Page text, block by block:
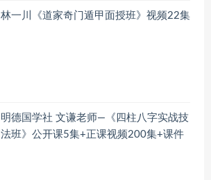
林一川《道家奇门遁甲面授班》视频22集
明德国学社 文谦老师—《四柱八字实战技
法班》公开课5集+正课视频200集+课件